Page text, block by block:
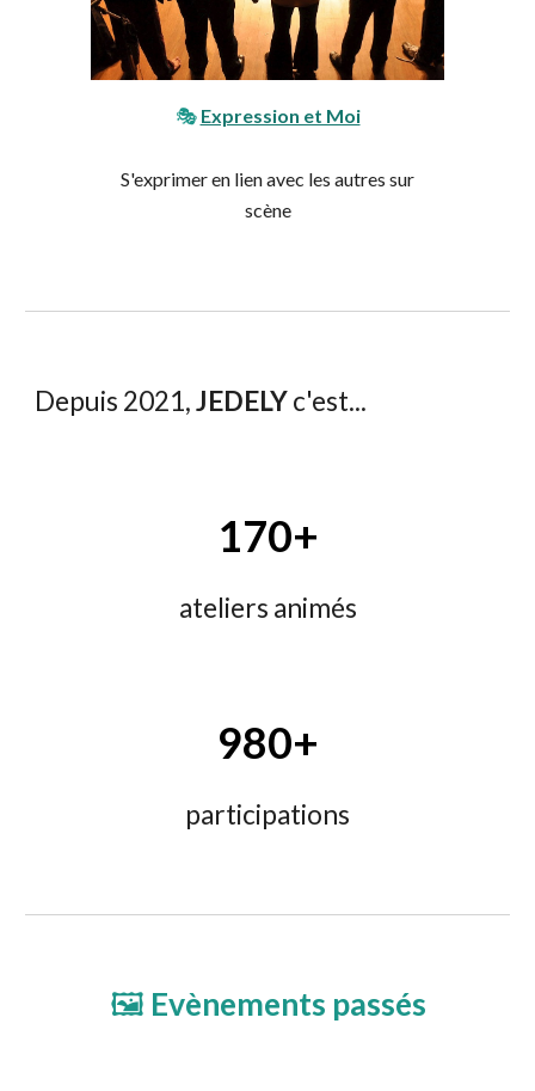
🎭 Expression et Moi
S'exprimer en lien avec les autres sur
scène
Depuis 2021,JEDELYc'est...
170+
ateliers animés
980+
participations
🖼️ Evènements passés